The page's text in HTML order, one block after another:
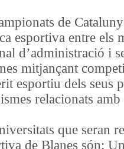
de
esportiva entre els
d’administració i
mitjançant
esportiu dels seus
relacionats
que seran
de Blanes són: